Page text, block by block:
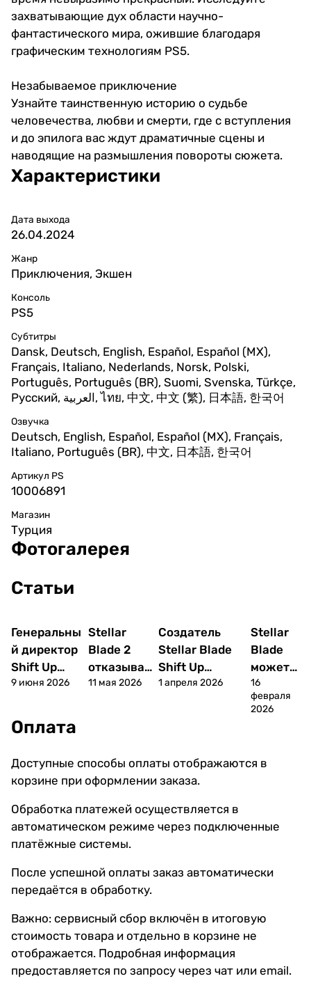
захватывающие дух области научно-
фантастического мира, ожившие благодаря
графическим технологиям PS5.
Незабываемое приключение
Узнайте таинственную историю о судьбе
человечества, любви и смерти, где с вступления
и до эпилога вас ждут драматичные сцены и
наводящие на размышления повороты сюжета.
Характеристики
Дата выхода
26.04.2024
Жанр
Приключения, Экшен
Консоль
PS5
Субтитры
Dansk, Deutsch, English, Español, Español (MX),
Français, Italiano, Nederlands, Norsk, Polski,
Português, Português (BR), Suomi, Svenska, Türkçe,
Русский, العربية, ไทย, 中文, 中文 (繁), 日本語, 한국어
Озвучка
Deutsch, English, Español, Español (MX), Français,
Italiano, Português (BR), 中文, 日本語, 한국어
Артикул PS
10006891
Магазин
Турция
Фотогалерея
Статьи
Новости
Генеральны
й директор
Shift Up
объясняет
нового
главного
Stellar
Blade: Blood
Rain
9 июня 2026
Новости
Stellar
Blade 2
отказывает
ся от
форменны
й релиз
11 мая 2026
Новости
Создатель
Stellar Blade
Shift Up
приобретает
легендарный
режиссёр
обещает
«шедевр»
1 апреля 2026
Новости
Stellar
Blade
может
выйти
на Xbox
2 в этом
16
февраля
2026
Оплата
Доступные способы оплаты отображаются в
корзине при оформлении заказа.
Обработка платежей осуществляется в
автоматическом режиме через подключенные
платёжные системы.
После успешной оплаты заказ автоматически
передаётся в обработку.
Важно: сервисный сбор включён в итоговую
стоимость товара и отдельно в корзине не
отображается. Подробная информация
предоставляется по запросу через чат или email.